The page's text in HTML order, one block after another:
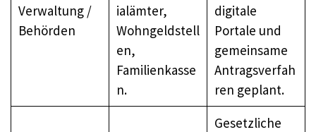
Verwaltung /
Behörden
ialämter,
Wohngeldstell
en,
Familienkasse
n.
digitale
Portale und
gemeinsame
Antragsverfah
ren geplant.
Gesetzliche